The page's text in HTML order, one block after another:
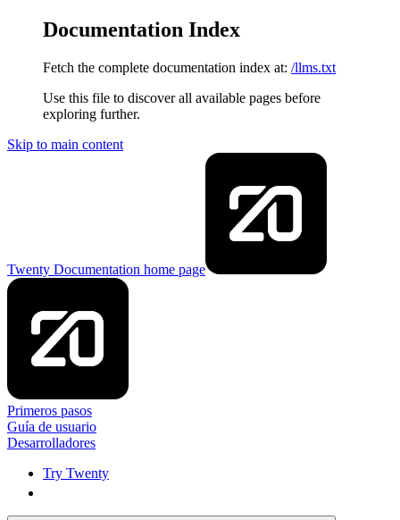
Documentation Index
Fetch the complete documentation index at: /llms.txt
Use this file to discover all available pages before
exploring further.
Skip to main content
Twenty Documentation home page
Primeros pasos
Guía de usuario
Desarrolladores
Try Twenty